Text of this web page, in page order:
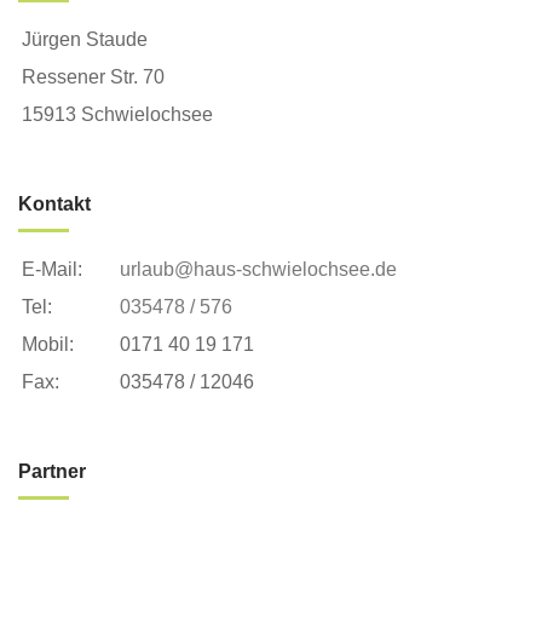
Jürgen Staude
Ressener Str. 70
15913 Schwielochsee
Kontakt
E-Mail:
urlaub@haus-schwielochsee.de
Tel:
035478 / 576
Mobil:
0171 40 19 171
Fax:
035478 / 12046
Partner